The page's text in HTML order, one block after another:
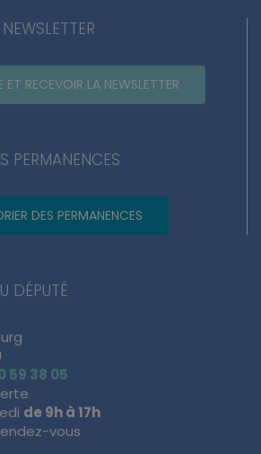
ET RECEVOIR LA NEWSLETTER
PERMANENCES
DES PERMANENCES
DÉPUTÉ
59 38 05
de 9h à 17h
vous